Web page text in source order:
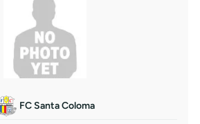
FC Santa Coloma